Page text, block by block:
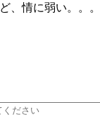
、情に弱い。。